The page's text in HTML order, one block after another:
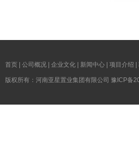
首页 | 公司概况 | 企业文化 | 新闻中心 | 项目介绍 |
版权所有：河南亚星置业集团有限公司 豫ICP备